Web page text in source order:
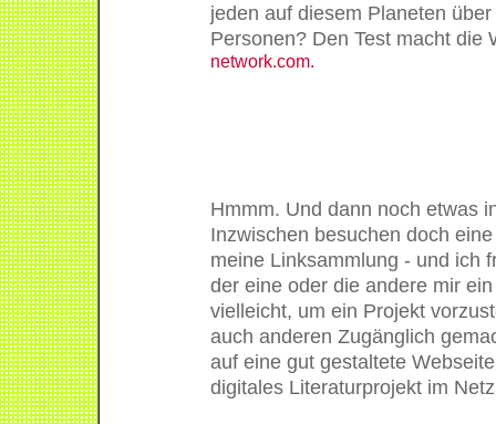
jeden auf diesem Planeten
Personen? Den Test macht die
network.com.
Hmmm. Und dann noch etwas
Inzwischen besuchen doch
meine Linksammlung - und ich
der eine oder die andere mir
vielleicht, um ein Projekt
auch anderen Zugänglich
auf eine gut gestaltete
digitales Literaturprojekt im